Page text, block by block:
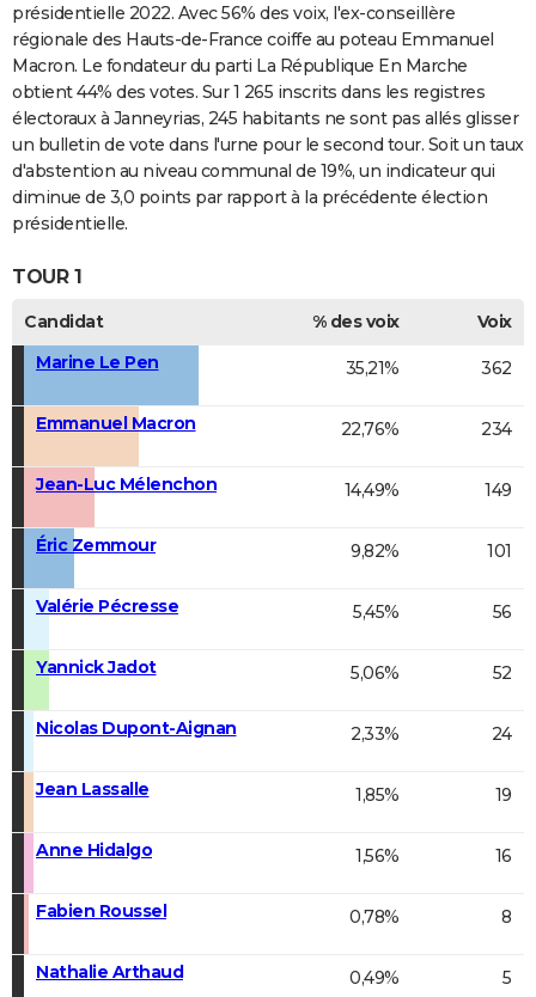
présidentielle 2022. Avec 56% des voix, l'ex-conseillère
régionale des Hauts-de-France coiffe au poteau Emmanuel
Macron. Le fondateur du parti La République En Marche
obtient 44% des votes. Sur 1 265 inscrits dans les registres
électoraux à Janneyrias, 245 habitants ne sont pas allés glisser
un bulletin de vote dans l'urne pour le second tour. Soit un taux
d'abstention au niveau communal de 19%, un indicateur qui
diminue de 3,0 points par rapport à la précédente élection
présidentielle.
TOUR 1
Candidat % des voix
Voix
Marine Le Pen
35,21% 362
Emmanuel Macron 22,76% 234
Jean-Luc Mélenchon 14,49% 149
Éric Zemmour 9,82% 101
Valérie Pécresse 5,45% 56
Yannick Jadot 5,06% 52
Nicolas Dupont-Aignan 2,33% 24
Jean Lassalle 1,85% 19
Anne Hidalgo 1,56% 16
Fabien Roussel 0,78% 8
Nathalie Arthaud 0,49% 5